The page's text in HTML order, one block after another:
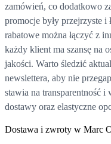
zamówień, co dodatkowo
promocje były przejrzyste
rabatowe można łączyć z
każdy klient ma szansę na
jakości. Warto śledzić
newslettera, aby nie
stawia na transparentność
dostawy oraz elastyczne
Dostawa i zwroty w Marc